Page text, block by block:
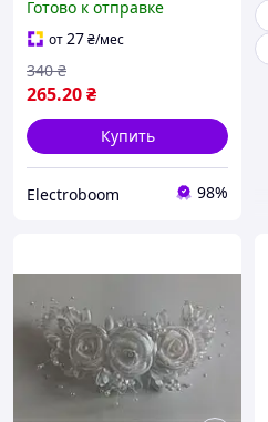
Готово к отправке
от27₴/мес
265.20₴
340 ₴
Купить
Electroboom 98%